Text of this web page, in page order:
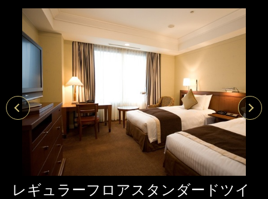
レギュラーフロアスタンダードツイ